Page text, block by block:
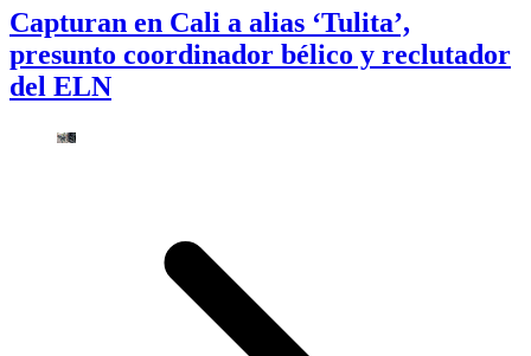
Capturan en Cali a alias ‘Tulita’,
presunto coordinador bélico y reclutador
del ELN